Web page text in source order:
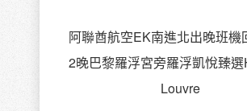
阿聯酋航空EK南進北出晚班機
2晚巴黎羅浮宮旁羅浮凱悅臻
Louvre